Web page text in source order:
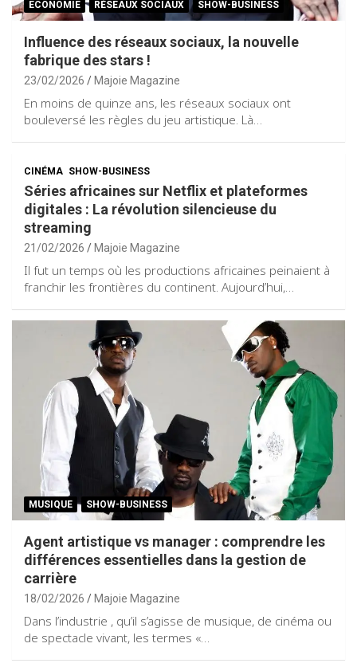
ECONOMIE RÉSEAUX SOCIAUX SHOW-BUSINESS
Influence des réseaux sociaux, la nouvelle
fabrique des stars !
23/02/2026 Majoie Magazine
En moins de quinze ans, les réseaux sociaux ont
bouleversé les règles du jeu artistique. Là…
CINÉMA SHOW-BUSINESS
Séries africaines sur Netflix et plateformes
digitales : La révolution silencieuse du
streaming
21/02/2026 Majoie Magazine
Il fut un temps où les productions africaines peinaient à
franchir les frontières du continent. Aujourd’hui,…
MUSIQUE SHOW-BUSINESS
Agent artistique vs manager : comprendre les
différences essentielles dans la gestion de
carrière
18/02/2026 Majoie Magazine
Dans l’industrie , qu’il s’agisse de musique, de cinéma ou
de spectacle vivant, les termes «…